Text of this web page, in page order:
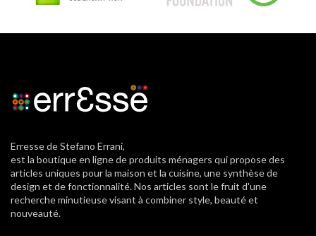
Erresse de Stefano Errani,
est la boutique en ligne de produits ménagers qui propose des
articles uniques pour la maison et la cuisine, une synthèse de
design et de fonctionnalité. Nos articles sont le fruit d'une
recherche minutieuse visant à combiner style, beauté et
nouveauté.